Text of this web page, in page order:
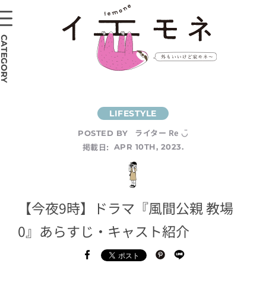
POSTED BY
ライター Re ◡̈
掲載日:
APR 10TH, 2023.
【今夜9時】ドラマ『風間公親 教場
0』あらすじ・キャスト紹介